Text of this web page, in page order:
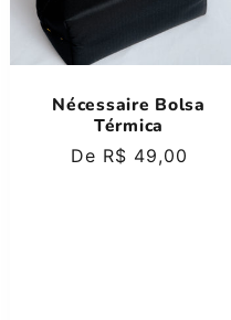
Nécessaire Bolsa
Térmica
Preço
De R$ 49,00